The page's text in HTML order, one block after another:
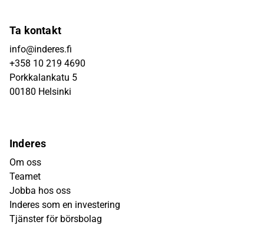
Ta kontakt
info@inderes.fi
+358 10 219 4690
Porkkalankatu 5
00180 Helsinki
Inderes
Om oss
Teamet
Jobba hos oss
Inderes som en investering
Tjänster för börsbolag